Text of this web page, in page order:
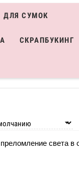
ДЛЯ СУМОК
СКРАПБУКИНГ
света в